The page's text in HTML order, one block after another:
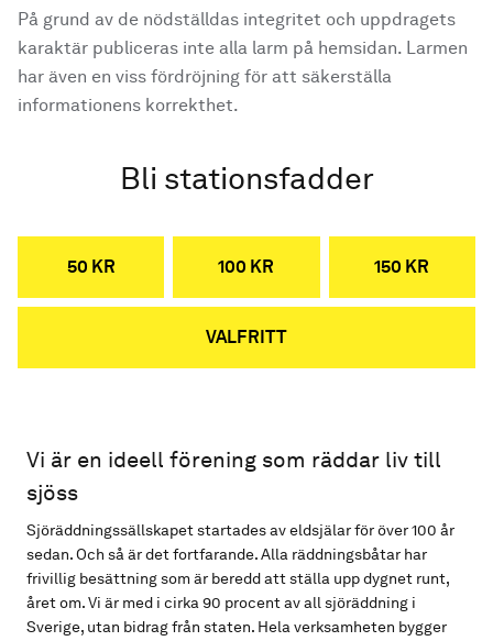
På grund av de nödställdas integritet och uppdragets
karaktär publiceras inte alla larm på hemsidan. Larmen
har även en viss fördröjning för att säkerställa
informationens korrekthet.
Bli stationsfadder
50 KR 100 KR 150 KR
VALFRITT
Vi är en ideell förening som räddar liv till
sjöss
Sjöräddningssällskapet startades av eldsjälar för över 100 år
sedan. Och så är det fortfarande. Alla räddningsbåtar har
frivillig besättning som är beredd att ställa upp dygnet runt,
året om. Vi är med i cirka 90 procent av all sjöräddning i
Sverige, utan bidrag från staten. Hela verksamheten bygger